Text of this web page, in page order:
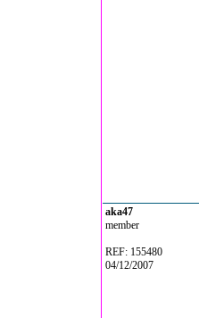
aka47
member
REF: 155480
04/12/2007